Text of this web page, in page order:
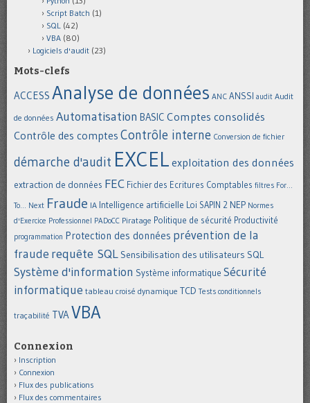
Script Batch (1)
SQL (42)
VBA (80)
Logiciels d'audit (23)
Mots-clefs
ACCESS Analyse de données ANC ANSSI audit Audit
de données Automatisation BASIC Comptes consolidés
Contrôle des comptes Contrôle interne Conversion de fichier
démarche d'audit EXCEL exploitation des données
extraction de données FEC Fichier des Ecritures Comptables filtres For...
To... Next Fraude IA Intelligence artificielle Loi SAPIN 2 NEP Normes
d'Exercice Professionnel PADoCC Piratage Politique de sécurité Productivité
programmation Protection des données prévention de la
fraude requête SQL Sensibilisation des utilisateurs SQL
Système d'information Système informatique Sécurité
informatique tableau croisé dynamique TCD Tests conditionnels
traçabilité TVAVBA
Connexion
Inscription
Connexion
Flux des publications
Flux des commentaires